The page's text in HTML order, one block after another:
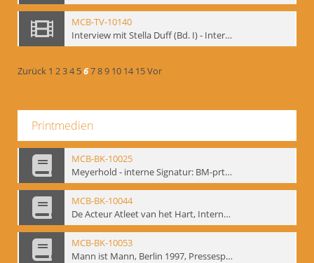
MCB-TV-10140
Interview mit Stella Duff (Bd. I) - Interne Signatur: BM-vid-57
Zurück 1 234 56789 10 14 15Vor
Printmedien
MCB-BK-10025
Meyerhold - interne Signatur: BM-prt-233
MCB-BK-10044
De Acteur Atleet van het Hart, Internationale Konferenz, Gent, 17.11.2004 - interne Signatur: BM-prt-253
MCB-BK-10053
Mann ist Mann, Berlin 1997, Pressespiegel - interne Signatur: BM-prt-262-1